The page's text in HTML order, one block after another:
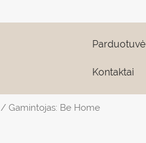
Parduotuvė
Kontaktai
Gamintojas: Be Home